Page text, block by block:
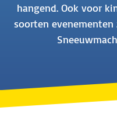
hangend. Ook voor
soorten